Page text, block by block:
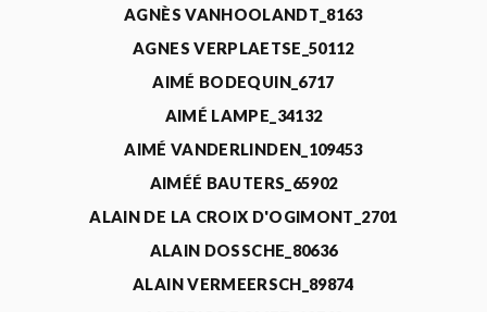
AGNÈS VANHOOLANDT_8163
AGNES VERPLAETSE_50112
AIMÉ BODEQUIN_6717
AIMÉ LAMPE_34132
AIMÉ VANDERLINDEN_109453
AIMÉÉ BAUTERS_65902
ALAIN DE LA CROIX D'OGIMONT_2701
ALAIN DOSSCHE_80636
ALAIN VERMEERSCH_89874